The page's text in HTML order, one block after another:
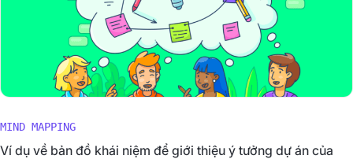
MIND MAPPING
Ví dụ về bản đồ khái niệm để giới thiệu ý tưởng dự án của